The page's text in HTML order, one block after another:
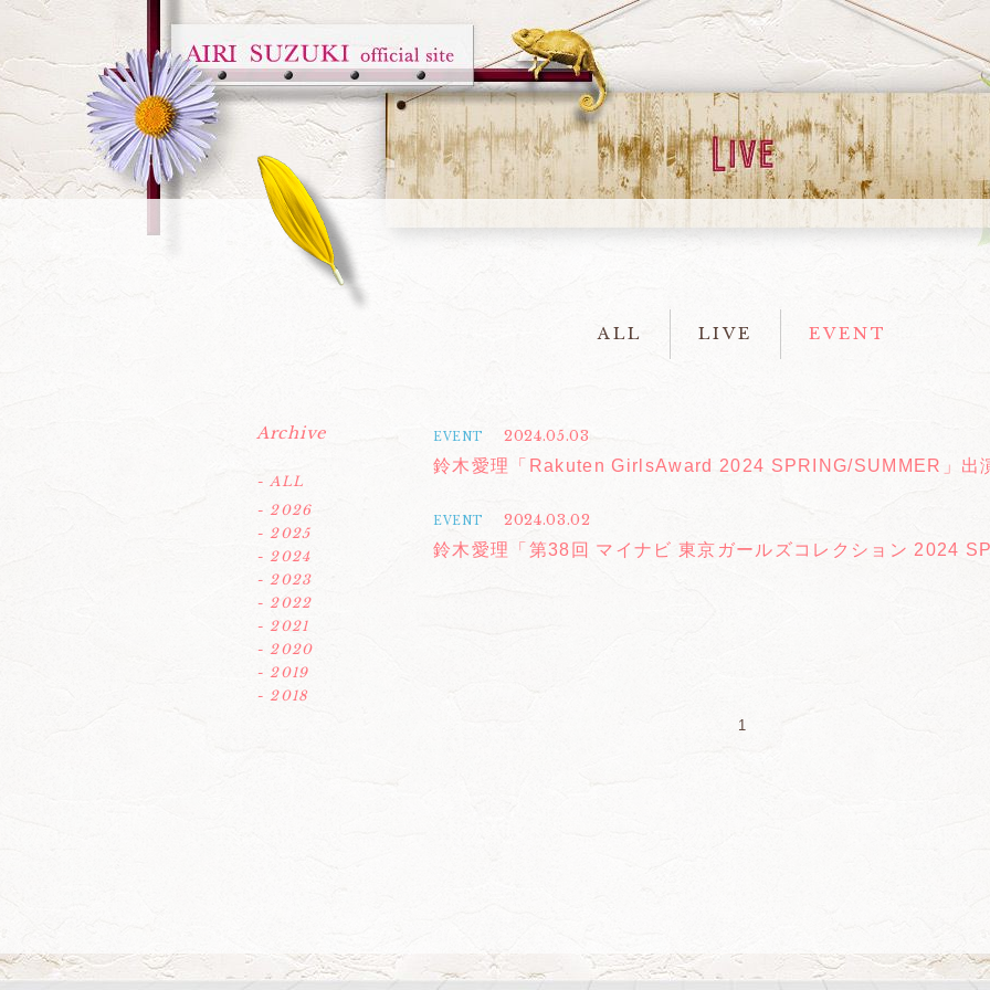
ALL LIVE EVENT
EVENT
2024.05.03
鈴木愛理「Rakuten GirlsAward 2024 SPRING/SUMMER」出
EVENT
2024.03.02
鈴木愛理「第38回 マイナビ 東京ガールズコレクション 2024
Archive
- ALL
- 2026
- 2025
- 2024
- 2023
- 2022
- 2021
- 2020
- 2019
- 2018
1